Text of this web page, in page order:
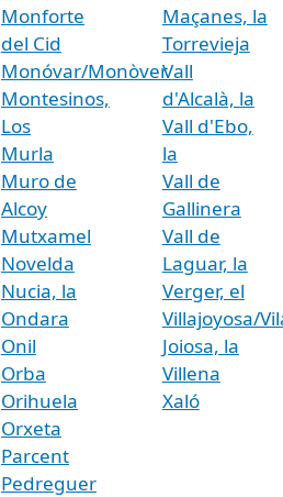
Monforte
del Cid
Monóvar/Monòver
Montesinos,
Los
Murla
Muro de
Alcoy
Mutxamel
Novelda
Nucia, la
Ondara
Onil
Orba
Orihuela
Orxeta
Parcent
Pedreguer
Maçanes, la
Torrevieja
Vall
d'Alcalà, la
Vall d'Ebo,
la
Vall de
Gallinera
Vall de
Laguar, la
Verger, el
Villajoyosa/
Joiosa, la
Villena
Xaló